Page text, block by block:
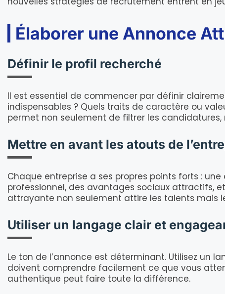
Élaborer une Annonce
Définir le profil recherché
Il est essentiel de commencer par définir
indispensables ? Quels traits de caractère ou
permet non seulement de filtrer les candidatures,
Mettre en avant les atouts de
Chaque entreprise a ses propres points forts :
professionnel, des avantages sociaux attractifs,
attrayante non seulement attire les talents mais
Utiliser un langage clair et
Le ton de l’annonce est déterminant. Utilisez un
doivent comprendre facilement ce que vous
authentique peut faire toute la différence.